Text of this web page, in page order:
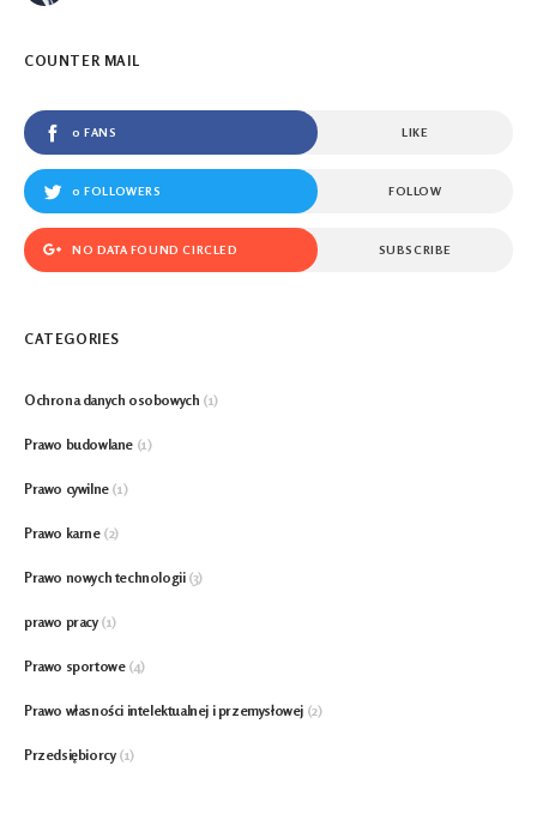
COUNTER MAIL
0 FANS LIKE
0 FOLLOWERS FOLLOW
NO DATA FOUND CIRCLED SUBSCRIBE
CATEGORIES
Ochrona danych osobowych (1)
Prawo budowlane (1)
Prawo cywilne(1)
Prawo karne(2)
Prawo nowych technologii(3)
prawo pracy(1)
Prawo sportowe(4)
Prawo własności intelektualnej i przemysłowej (2)
Przedsiębiorcy(1)